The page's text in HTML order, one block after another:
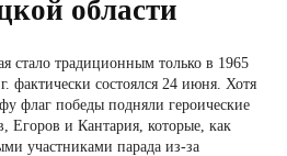
области
стало традиционным только в 1965
фактически состоялся 24 июня. Хотя
флаг победы подняли героические
Егоров и Кантария, которые, как
участниками парада из-за